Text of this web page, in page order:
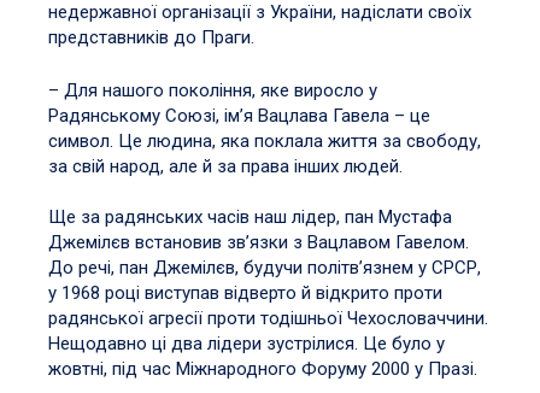
недержавної організації з України, надіслати своїх
представників до Праги.
​​​​​– Для нашого покоління, яке виросло у
Радянському Союзі, ім’я Вацлава Гавела – це
символ. Це людина, яка поклала життя за свободу,
за свій народ, але й за права інших людей.
Ще за радянських часів наш лідер, пан Мустафа
Джемілєв встановив зв’язки з Вацлавом Гавелом.
До речі, пан Джемілєв, будучи політв’язнем у СРСР,
у 1968 році виступав відверто й відкрито проти
радянської агресії проти тодішньої Чехословаччини.
Нещодавно ці два лідери зустрілися. Це було у
жовтні, під час Міжнародного Форуму 2000 у Празі.